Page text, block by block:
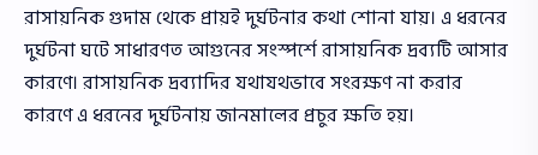
রাসায়নিক গুদাম থেকে প্রায়ই দুর্ঘটনার কথা শােনা যায়। এ ধরনের
দুর্ঘটনা ঘটে সাধারণত আগুনের সংস্পর্শে রাসায়নিক দ্রব্যটি আসার
কারণে। রাসায়নিক দ্রব্যাদির যথাযথভাবে সংরক্ষণ না করার
কারণে এ ধরনের দুর্ঘটনায় জানমালের প্রচুর ক্ষতি হয়।